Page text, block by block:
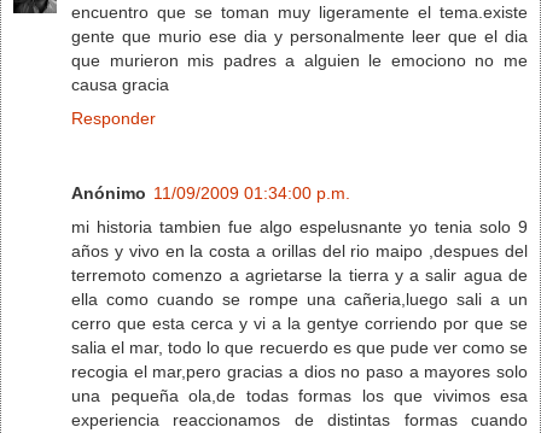
encuentro que se toman muy ligeramente el tema.existe
gente que murio ese dia y personalmente leer que el dia
que murieron mis padres a alguien le emociono no me
causa gracia
Responder
Anónimo 11/09/2009 01:34:00 p.m.
mi historia tambien fue algo espelusnante yo tenia solo 9
años y vivo en la costa a orillas del rio maipo ,despues del
terremoto comenzo a agrietarse la tierra y a salir agua de
ella como cuando se rompe una cañeria,luego sali a un
cerro que esta cerca y vi a la gentye corriendo por que se
salia el mar, todo lo que recuerdo es que pude ver como se
recogia el mar,pero gracias a dios no paso a mayores solo
una pequeña ola,de todas formas los que vivimos esa
experiencia reaccionamos de distintas formas cuando